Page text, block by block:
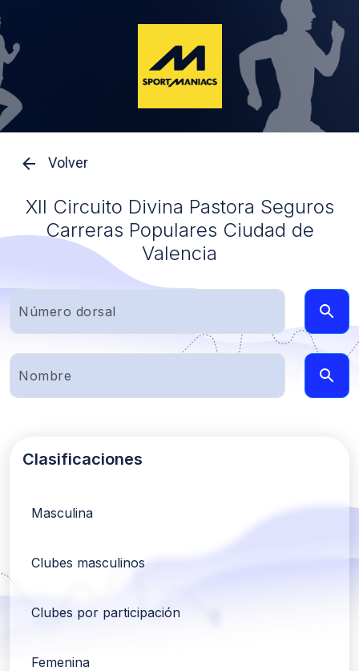
Volver
XII Circuito Divina Pastora Seguros
Carreras Populares Ciudad de
Valencia
Clasificaciones
Masculina
Clubes masculinos
Clubes por participación
Femenina